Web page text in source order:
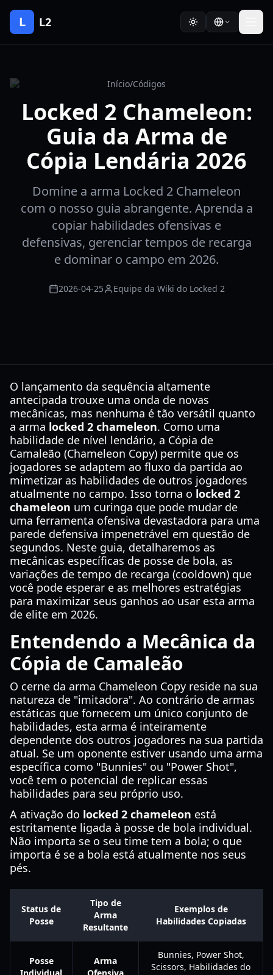
L L2
Início/Códigos
Locked 2 Chameleon:
Guia da Arma de
Cópia Lendária 2026
Domine a arma Locked 2 Chameleon
com o nosso guia abrangente. Aprenda a
copiar habilidades ofensivas e
defensivas, gerenciar tempos de recarga
e dominar o campo em 2026.
2026-04-25 Equipe da Wiki do Locked 2
O lançamento da sequência altamente
antecipada trouxe uma onda de novas
mecânicas, mas nenhuma é tão versátil quanto
a arma locked 2 chameleon. Como uma
habilidade de nível lendário, a Cópia de
Camaleão (Chameleon Copy) permite que os
jogadores se adaptem ao fluxo da partida ao
mimetizar as habilidades de outros jogadores
atualmente no campo. Isso torna o locked 2
chameleon um curinga que pode mudar de
uma ferramenta ofensiva devastadora para uma
parede defensiva impenetrável em questão de
segundos. Neste guia, detalharemos as
mecânicas específicas de posse de bola, as
variações de tempo de recarga (cooldown) que
você pode esperar e as melhores estratégias
para maximizar seus ganhos ao usar esta arma
de elite em 2026.
Entendendo a Mecânica da
Cópia de Camaleão
O cerne da arma Chameleon Copy reside na sua
natureza de "imitadora". Ao contrário de armas
estáticas que fornecem um único conjunto de
habilidades, esta arma é inteiramente
dependente dos outros jogadores na sua partida
atual. Se um oponente estiver usando uma arma
específica como "Bunnies" ou "Power Shot",
você tem o potencial de replicar essas
habilidades para seu próprio uso.
A ativação do locked 2 chameleon está
estritamente ligada à posse de bola individual.
Não importa se o seu time tem a bola; o que
importa é se a bola está atualmente nos seus
pés.
Status de
Posse
Tipo de
Arma
Resultante
Exemplos de
Habilidades Copiadas
Posse
Arma
Bunnies, Power Shot,
Scissors, Habilidades do